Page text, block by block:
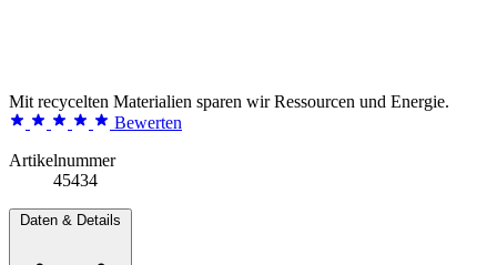
Mit recycelten Materialien sparen wir Ressourcen und Energie.
Bewerten
Artikelnummer
45434
Daten & Details